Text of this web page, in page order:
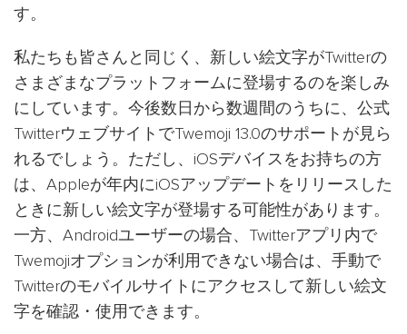
す。
私たちも皆さんと同じく、新しい絵文字がTwitterの
さまざまなプラットフォームに登場するのを楽しみ
にしています。今後数日から数週間のうちに、公式
TwitterウェブサイトでTwemoji 13.0のサポートが見ら
れるでしょう。ただし、iOSデバイスをお持ちの方
は、Appleが年内にiOSアップデートをリリースした
ときに新しい絵文字が登場する可能性があります。
一方、Androidユーザーの場合、Twitterアプリ内で
Twemojiオプションが利用できない場合は、手動で
Twitterのモバイルサイトにアクセスして新しい絵文
字を確認・使用できます。